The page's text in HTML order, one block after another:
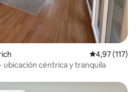
Calificación
4,97 (117)
céntrica y tranquila